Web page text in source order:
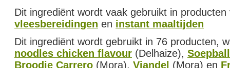
Dit ingrediënt wordt vaak gebruikt in
vleesbereidingen en instant maaltijden
Dit ingrediënt wordt gebruikt in 76 producten,
noodles chicken flavour (Delhaize),
Broodje Carrero (Mora), Viandel (Mora) en